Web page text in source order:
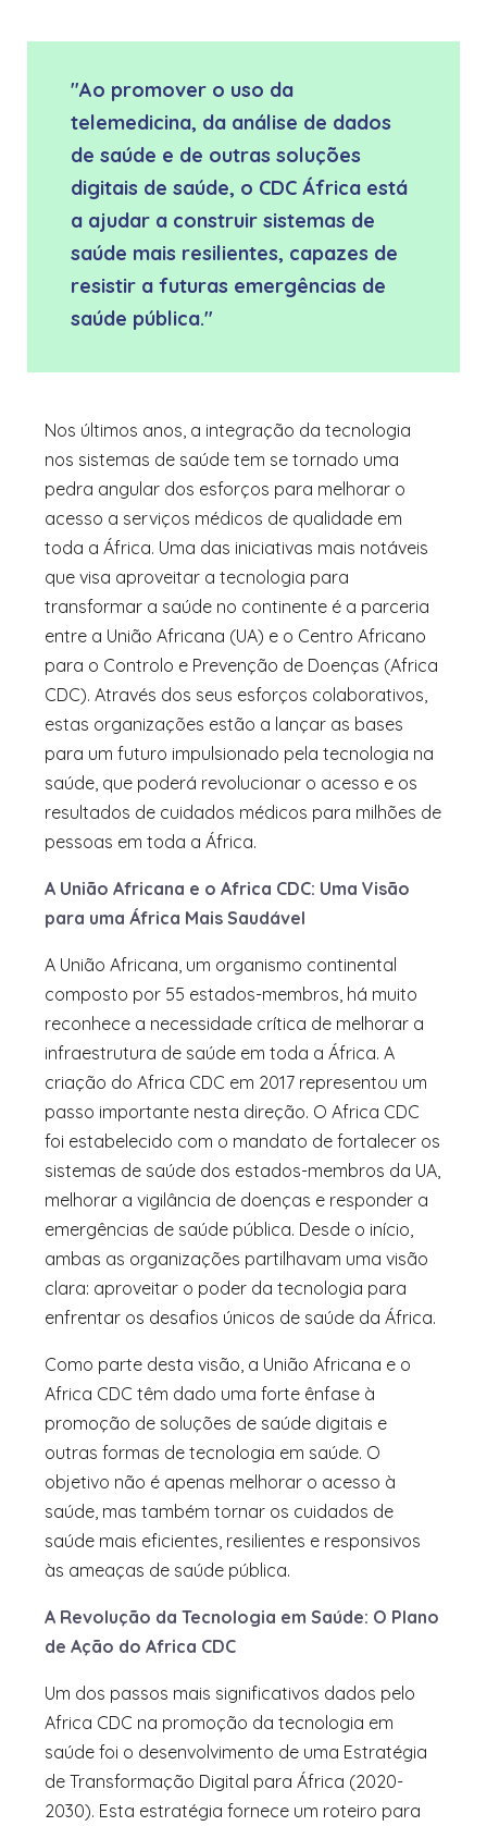
"Ao promover o uso da
telemedicina, da análise de dados
de saúde e de outras soluções
digitais de saúde, o CDC África está
a ajudar a construir sistemas de
saúde mais resilientes, capazes de
resistir a futuras emergências de
saúde pública."
Nos últimos anos, a integração da tecnologia
nos sistemas de saúde tem se tornado uma
pedra angular dos esforços para melhorar o
acesso a serviços médicos de qualidade em
toda a África. Uma das iniciativas mais notáveis
que visa aproveitar a tecnologia para
transformar a saúde no continente é a parceria
entre a União Africana (UA) e o Centro Africano
para o Controlo e Prevenção de Doenças (Africa
CDC). Através dos seus esforços colaborativos,
estas organizações estão a lançar as bases
para um futuro impulsionado pela tecnologia na
saúde, que poderá revolucionar o acesso e os
resultados de cuidados médicos para milhões de
pessoas em toda a África.
A União Africana e o Africa CDC: Uma Visão
para uma África Mais Saudável
A União Africana, um organismo continental
composto por 55 estados-membros, há muito
reconhece a necessidade crítica de melhorar a
infraestrutura de saúde em toda a África. A
criação do Africa CDC em 2017 representou um
passo importante nesta direção. O Africa CDC
foi estabelecido com o mandato de fortalecer os
sistemas de saúde dos estados-membros da UA,
melhorar a vigilância de doenças e responder a
emergências de saúde pública. Desde o início,
ambas as organizações partilhavam uma visão
clara: aproveitar o poder da tecnologia para
enfrentar os desafios únicos de saúde da África.
Como parte desta visão, a União Africana e o
Africa CDC têm dado uma forte ênfase à
promoção de soluções de saúde digitais e
outras formas de tecnologia em saúde. O
objetivo não é apenas melhorar o acesso à
saúde, mas também tornar os cuidados de
saúde mais eficientes, resilientes e responsivos
às ameaças de saúde pública.
A Revolução da Tecnologia em Saúde: O Plano
de Ação do Africa CDC
Um dos passos mais significativos dados pelo
Africa CDC na promoção da tecnologia em
saúde foi o desenvolvimento de uma Estratégia
de Transformação Digital para África (2020-
2030). Esta estratégia fornece um roteiro para